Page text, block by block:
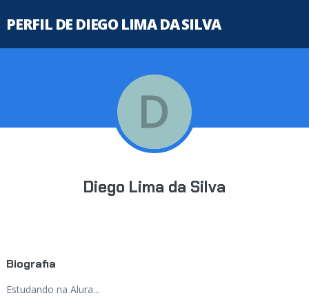
PERFIL DE DIEGO LIMA DA SILVA
Diego Lima da Silva
Biografia
Estudando na Alura...